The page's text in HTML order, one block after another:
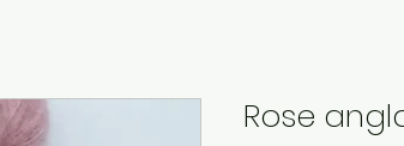
Rose